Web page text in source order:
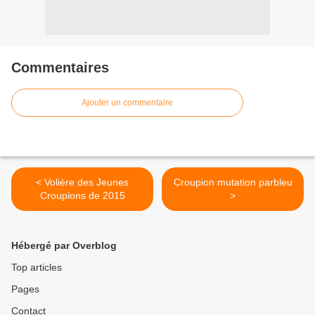
Commentaires
Ajouter un commentaire
< Volière des Jeunes
Croupions de 2015
Croupion mutation parbleu
>
Hébergé par Overblog
Top articles
Pages
Contact